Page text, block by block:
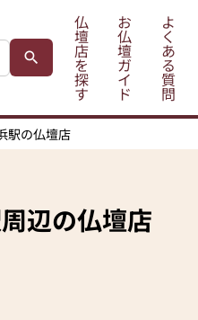
仏
壇
店
を
探
す
お
仏
壇
ガ
イ
ド
よ
く
あ
る
質
問
駅の仏壇店
周辺の仏壇店